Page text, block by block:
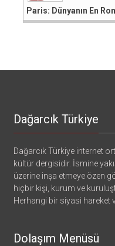
Paris: Dünyanın En
Dağarcık Türkiye
Dağarcık Türkiye internet
kültür dergisidir. İsmine
üzerine inşa etmeye özen
hiçbir kişi, kurum ve
Herhangi bir siyasi hareket
Dolaşım Menüsü